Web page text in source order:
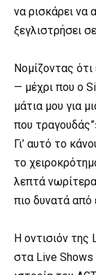
να ρισκάρει να
ξεγλιστρήσει
Νομίζοντας ότι
— μέχρι που ο
μάτια μου για
που
Γι’ αυτό το
το
λεπτά
πιο δυνατά από
Η οντισιόν
στα Live Shows